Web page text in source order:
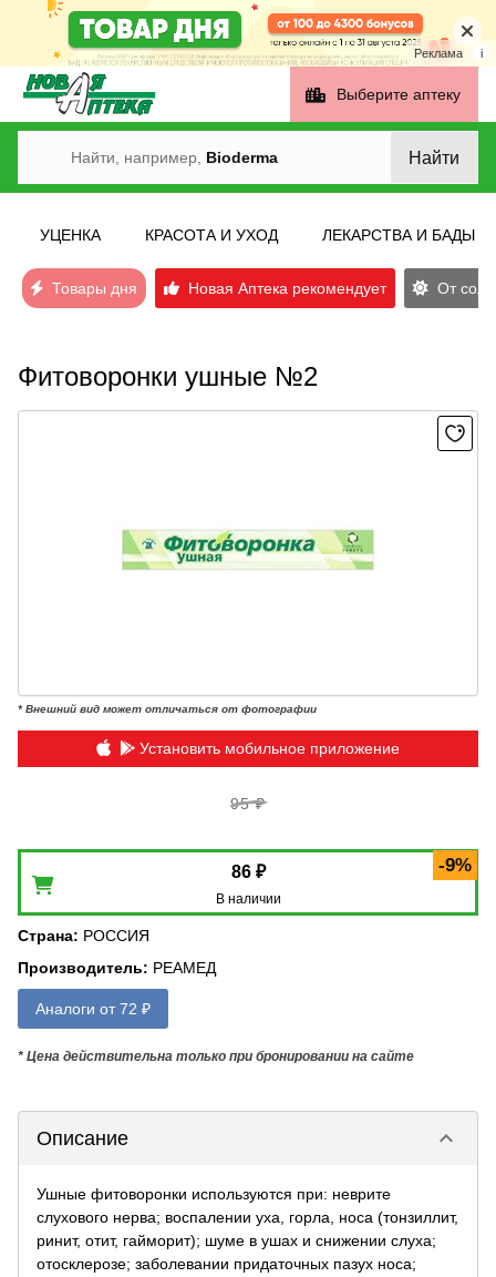
Реклама i
Выберите аптеку
Найти, например, Bioderma Найти
УЦЕНКА КРАСОТА И УХОД ЛЕКАРСТВА И БАДЫ
Товары дня Новая Аптека рекомендует От
Фитоворонки ушные №2
* Внешний вид может отличаться от фотографии
Установить мобильное приложение
95 ₽
-9%
86 ₽
В наличии
Страна: РОССИЯ
Производитель: РЕАМЕД
Аналоги от 72 ₽
* Цена действительна только при бронировании на сайте
Описание keyboard_arrow_down
Ушные фитоворонки используются при: неврите
слухового нерва; воспалении уха, горла, носа (тонзиллит,
ринит, отит, гайморит); шуме в ушах и снижении слуха;
отосклерозе; заболевании придаточных пазух носа;